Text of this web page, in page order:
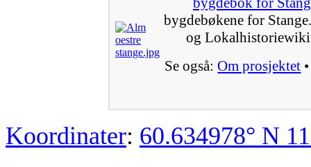
bygdebøkene for
og
Se også:Om prosjektet
Koordinater: 60.634978° N